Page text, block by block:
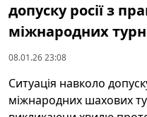
допуску росії з
міжнародних
08.01.26 23:08
Ситуація навколо
міжнародних шахових